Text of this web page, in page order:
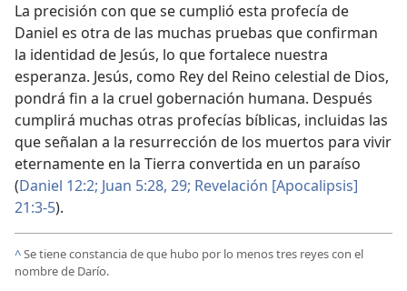
La precisión con que se cumplió esta profecía de
Daniel es otra de las muchas pruebas que confirman
la identidad de Jesús, lo que fortalece nuestra
esperanza. Jesús, como Rey del Reino celestial de Dios,
pondrá fin a la cruel gobernación humana. Después
cumplirá muchas otras profecías bíblicas, incluidas las
que señalan a la resurrección de los muertos para vivir
eternamente en la Tierra convertida en un paraíso
(Daniel 12:2; Juan 5:28, 29; Revelación [Apocalipsis]
21:3-5).
^Se tiene constancia de que hubo por lo menos tres reyes con el
nombre de Darío.